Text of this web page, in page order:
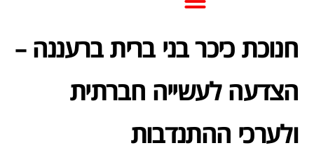
חנוכת כיכר בני ברית ברעננה –
הצדעה לעשייה חברתית
ולערכי ההתנדבות